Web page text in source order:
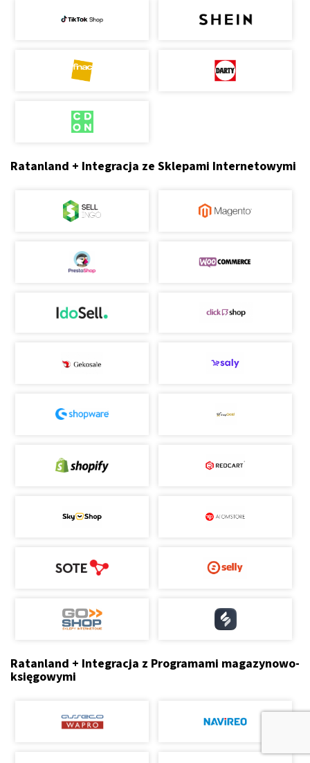
Ratanland + Integracja ze Sklepami Internetowymi
Ratanland + Integracja z Programami magazynowo-
księgowymi